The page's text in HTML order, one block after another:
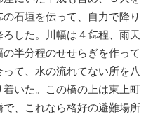
石垣を伝って、自力で降り
した。川幅は４㍍程、雨天
半分程のせせらぎを作って
て、水の流れてない所を八
いた。この橋の上は東上町
、これなら格好の避難場所